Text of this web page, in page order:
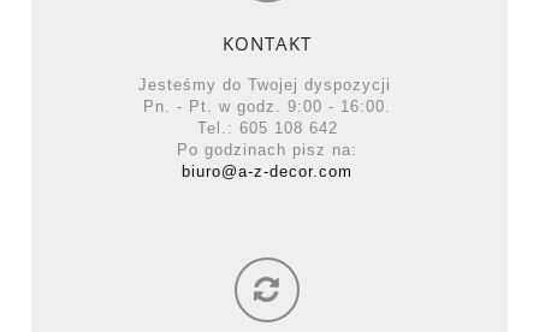
KONTAKT
Jesteśmy do Twojej dyspozycji
Pn. - Pt. w godz. 9:00 - 16:00.
Tel.: 605 108 642
Po godzinach pisz na:
biuro@a-z-decor.com